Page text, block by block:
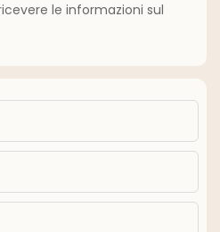
le informazioni sul